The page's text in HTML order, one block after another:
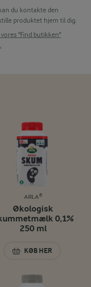
du kontakte den
produktet hjem til dig.
"Find butikken"
ARLA®
Økologisk
0,1%
250 ml
KØB HER
ØKOLOGISK